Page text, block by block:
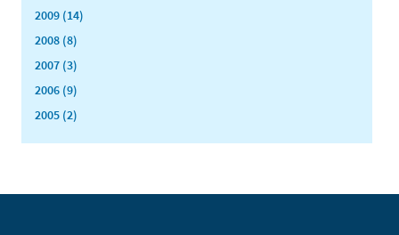
2009 (14)
2008 (8)
2007 (3)
2006 (9)
2005 (2)